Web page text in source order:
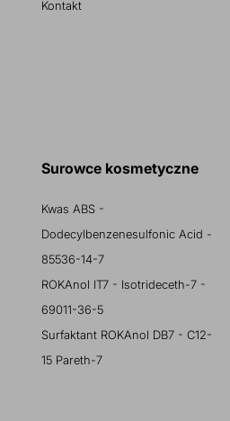
Kontakt
Surowce kosmetyczne
Kwas ABS -
Dodecylbenzenesulfonic Acid -
85536-14-7
ROKAnol IT7 - Isotrideceth-7 -
69011-36-5
Surfaktant ROKAnol DB7 - C12-
15 Pareth-7